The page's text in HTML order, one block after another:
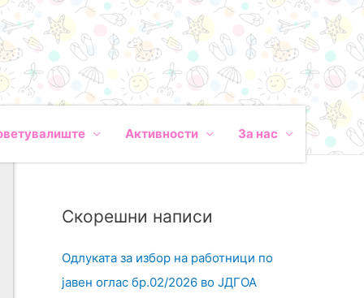
Активности За нас
Скорешни написи
Одлуката за избор на работници по
јавен оглас бр.02/2026 во ЈДГОА